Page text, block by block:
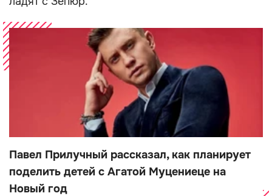
Павел Прилучный рассказал, как планирует
поделить детей с Агатой Муцениеце на
Новый год